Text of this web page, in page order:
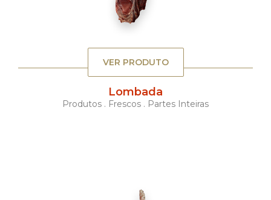
VER PRODUTO
Lombada
Produtos . Frescos . Partes Inteiras